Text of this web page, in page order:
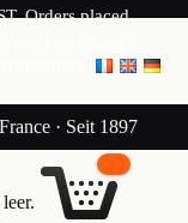
Orders placed
· Seit 1897